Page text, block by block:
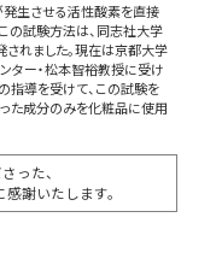
発生させる活性酸素を直接
の試験方法は、同志社大学
れました。現在は京都大学
ター・松本智裕教授に受け
指導を受けて、この試験を
た成分のみを化粧品に使用
った、
謝いたします。